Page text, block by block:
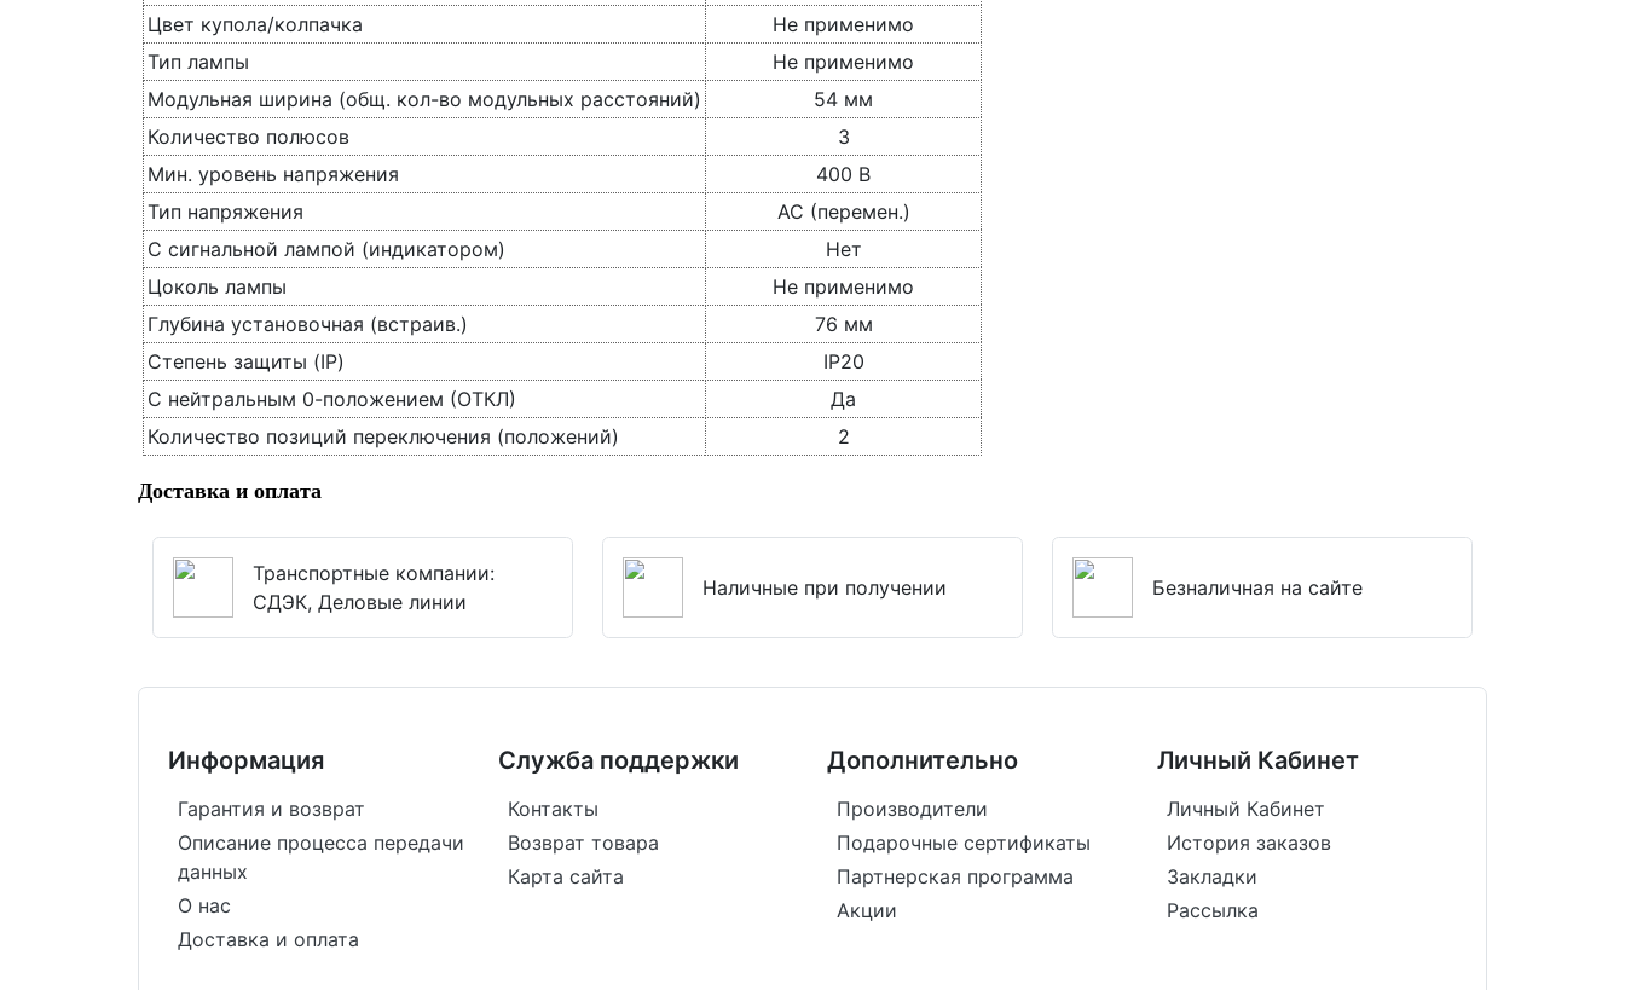
Цвет купола/колпачка
Не применимо
Тип лампы
Не применимо
Модульная ширина (общ. кол-во модульных расстояний)
54 мм
Количество полюсов
3
Мин. уровень напряжения
400 В
Тип напряжения
AC (перемен.)
С сигнальной лампой (индикатором)
Нет
Цоколь лампы
Не применимо
Глубина установочная (встраив.)
76 мм
Степень защиты (IP)
IP20
С нейтральным 0-положением (ОТКЛ)
Да
Количество позиций переключения (положений)
2
Доставка и оплата
Транспортные компании:
СДЭК, Деловые линии
Наличные при получении Безналичная на сайте
Информация
Гарантия и возврат
Описание процесса передачи
данных
О нас
Доставка и оплата
Служба поддержки
Контакты
Возврат товара
Карта сайта
Дополнительно
Производители
Подарочные сертификаты
Партнерская программа
Акции
Личный Кабинет
Личный Кабинет
История заказов
Закладки
Рассылка